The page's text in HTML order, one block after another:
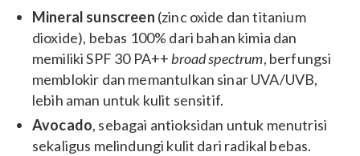
Mineral sunscreen (zinc oxide dan titanium
dioxide), bebas 100% dari bahan kimia dan
memiliki SPF 30 PA++ broad spectrum, berfungsi
memblokir dan memantulkan sinar UVA/UVB,
lebih aman untuk kulit sensitif.
Avocado, sebagai antioksidan untuk menutrisi
sekaligus melindungi kulit dari radikal bebas.